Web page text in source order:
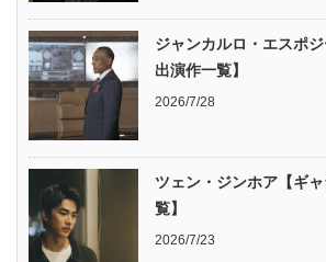
ジャンカルロ・エスポ
出演作一覧】
2026/7/28
ツェン・ジンホア【ギ
覧】
2026/7/23